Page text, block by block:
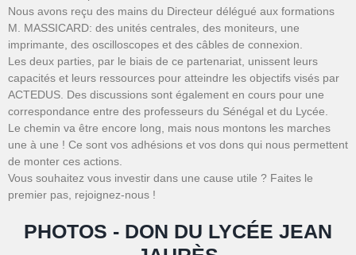
Nous avons reçu des mains du Directeur délégué aux formations
M. MASSICARD: des unités centrales, des moniteurs, une
imprimante, des oscilloscopes et des câbles de connexion.
Les deux parties, par le biais de ce partenariat, unissent leurs
capacités et leurs ressources pour atteindre les objectifs visés par
ACTEDUS. Des discussions sont également en cours pour une
correspondance entre des professeurs du Sénégal et du Lycée.
Le chemin va être encore long, mais nous montons les marches
une à une ! Ce sont vos adhésions et vos dons qui nous permettent
de monter ces actions.
Vous souhaitez vous investir dans une cause utile ? Faites le
premier pas, rejoignez-nous !
PHOTOS - DON DU LYCÉE JEAN